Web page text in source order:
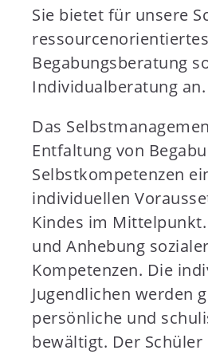
Sie bietet für unsere
Begabungsberatung
Individualberatung an.
Das
Entfaltung von
Selbstkompetenzen
individuellen
Kindes im
und Anhebung
Kompetenzen. Die
Jugendlichen werden
persönliche und
bewältigt. Der